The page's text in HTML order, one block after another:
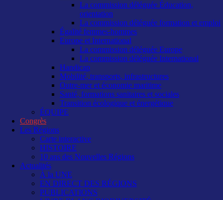
La commission déléguée Éducation,
orientation
La commission déléguée formation et emploi
Égalité femmes-hommes
Europe et International
La commission déléguée Europe
La commission déléguée International
Handicap
Mobilité, transports, infrastructures
Outre-mer et économie maritime
Santé, formations sanitaires et sociales
Transition écologique et énergétique
ÉQUIPE
Congrès
Les Régions
Carte interactive
HISTOIRE
10 ans des Nouvelles Régions
Actualités
À la UNE
EN DIRECT DES RÉGIONS
PUBLICATIONS